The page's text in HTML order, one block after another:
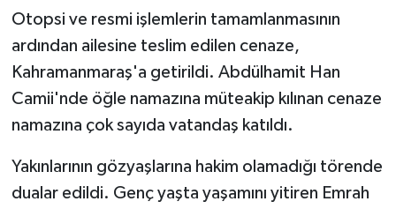
Otopsi ve resmi işlemlerin tamamlanmasının
ardından ailesine teslim edilen cenaze,
Kahramanmaraş'a getirildi. Abdülhamit Han
Camii'nde öğle namazına müteakip kılınan cenaze
namazına çok sayıda vatandaş katıldı.
Yakınlarının gözyaşlarına hakim olamadığı törende
dualar edildi. Genç yaşta yaşamını yitiren Emrah
BİLİM TEKNOLOJİ
SEÇİM 2015
BİLİM VE TEKNOLOJİ